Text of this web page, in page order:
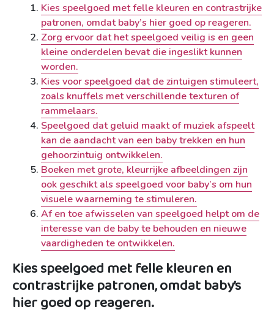
Kies speelgoed met felle kleuren en contrastrijke
patronen, omdat baby’s hier goed op reageren.
Zorg ervoor dat het speelgoed veilig is en geen
kleine onderdelen bevat die ingeslikt kunnen
worden.
Kies voor speelgoed dat de zintuigen stimuleert,
zoals knuffels met verschillende texturen of
rammelaars.
Speelgoed dat geluid maakt of muziek afspeelt
kan de aandacht van een baby trekken en hun
gehoorzintuig ontwikkelen.
Boeken met grote, kleurrijke afbeeldingen zijn
ook geschikt als speelgoed voor baby’s om hun
visuele waarneming te stimuleren.
Af en toe afwisselen van speelgoed helpt om de
interesse van de baby te behouden en nieuwe
vaardigheden te ontwikkelen.
Kies speelgoed met felle kleuren en
contrastrijke patronen, omdat baby’s
hier goed op reageren.